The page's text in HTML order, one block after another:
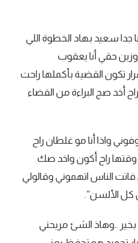
جدا سعيد بهاد الخطوة اللي
حقي أنا يعقوب
تكون القضية بأكملها راحت
أخد صج البراءة من القضاء
واذا أنا مو غلطان راح
وقتها راح أكون واخد صك
فاتت الناس اتهموني وقالولي
كل الألسن”.
بخير ..وهاذ الشئ مريحني